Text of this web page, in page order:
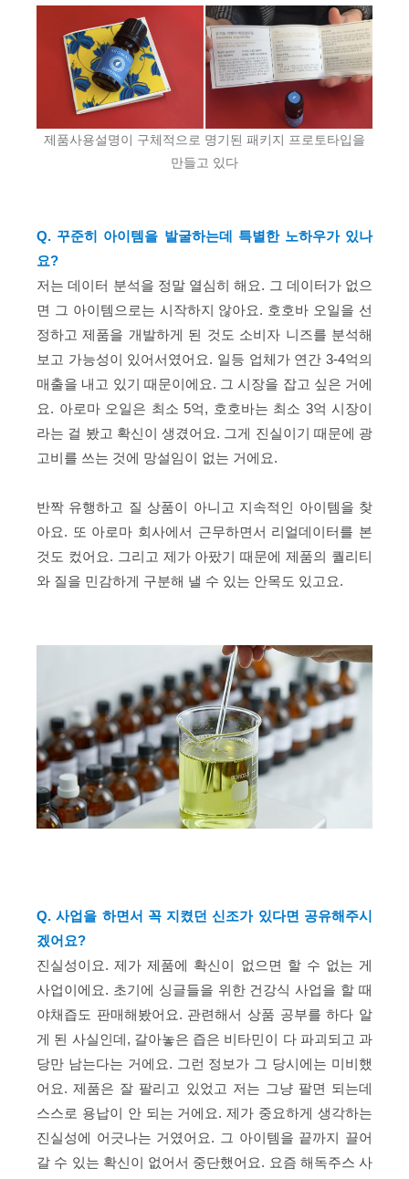
제품사용설명이 구체적으로 명기된 패키지 프로토타입을
만들고 있다
Q. 꾸준히 아이템을 발굴하는데 특별한 노하우가 있나
요?
저는 데이터 분석을 정말 열심히 해요. 그 데이터가 없으
면 그 아이템으로는 시작하지 않아요. 호호바 오일을 선
정하고 제품을 개발하게 된 것도 소비자 니즈를 분석해
보고 가능성이 있어서였어요. 일등 업체가 연간 3-4억의
매출을 내고 있기 때문이에요. 그 시장을 잡고 싶은 거에
요. 아로마 오일은 최소 5억, 호호바는 최소 3억 시장이
라는 걸 봤고 확신이 생겼어요. 그게 진실이기 때문에 광
고비를 쓰는 것에 망설임이 없는 거에요.
반짝 유행하고 질 상품이 아니고 지속적인 아이템을 찾
아요. 또 아로마 회사에서 근무하면서 리얼데이터를 본
것도 컸어요. 그리고 제가 아팠기 때문에 제품의 퀄리티
와 질을 민감하게 구분해 낼 수 있는 안목도 있고요.
Q. 사업을 하면서 꼭 지켰던 신조가 있다면 공유해주시
겠어요?
진실성이요. 제가 제품에 확신이 없으면 할 수 없는 게
사업이에요. 초기에 싱글들을 위한 건강식 사업을 할 때
야채즙도 판매해봤어요. 관련해서 상품 공부를 하다 알
게 된 사실인데, 갈아놓은 즙은 비타민이 다 파괴되고 과
당만 남는다는 거에요. 그런 정보가 그 당시에는 미비했
어요. 제품은 잘 팔리고 있었고 저는 그냥 팔면 되는데
스스로 용납이 안 되는 거에요. 제가 중요하게 생각하는
진실성에 어긋나는 거였어요. 그 아이템을 끝까지 끌어
갈 수 있는 확신이 없어서 중단했어요. 요즘 해독주스 사